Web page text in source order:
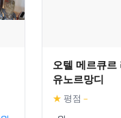
오텔 메르큐르
유노르망디
★ 평점 –